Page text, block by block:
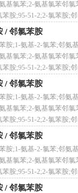
8周）；＜14~32（
彻底冲洗皮肤。就
洗。就医。
畅。如呼吸困难，
有毒的氮氧化物和
基氯苯;2-氨基氯苯邻
胺;95-51-2;2-氯苯胺;
/ 邻氯苯胺
胺;1-氨基-2-氯苯;邻氨
基氯苯;2-氨基氯苯邻
胺;95-51-2;2-氯苯胺;
/ 邻氯苯胺
胺;1-氨基-2-氯苯;邻氨
基氯苯;2-氨基氯苯邻
胺;95-51-2;2-氯苯胺;
/ 邻氯苯胺
胺;1-氨基-2-氯苯;邻氨
基氯苯;2-氨基氯苯邻
胺;95-51-2;2-氯苯胺;
/ 邻氯苯胺